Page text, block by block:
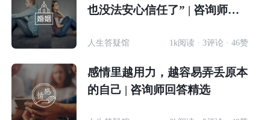
也没法安心信任了” | 咨询师答
人生答疑馆 1k阅读 · 3评论 · 46赞
感情里越用力，越容易弄丢原本
的自己 | 咨询师回答精选